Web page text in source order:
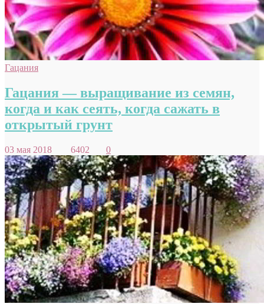
Гацания
Гацания — выращивание из семян,
когда и как сеять, когда сажать в
открытый грунт
03 мая 2018 6402 0